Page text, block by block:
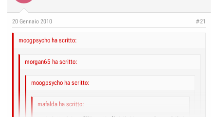
20 Gennaio 2010 #21
moogpsycho ha scritto:
morgan65 ha scritto:
moogpsycho ha scritto:
mafalda ha scritto: